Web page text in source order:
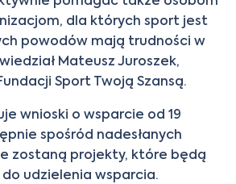
dla których sport jest
powodów mają trudności w
Mateusz Juroszek,
Sport Twoją Szansą.
wnioski o wsparcie od 19
spośród nadesłanych
zostaną projekty, które będą
udzielenia wsparcia.